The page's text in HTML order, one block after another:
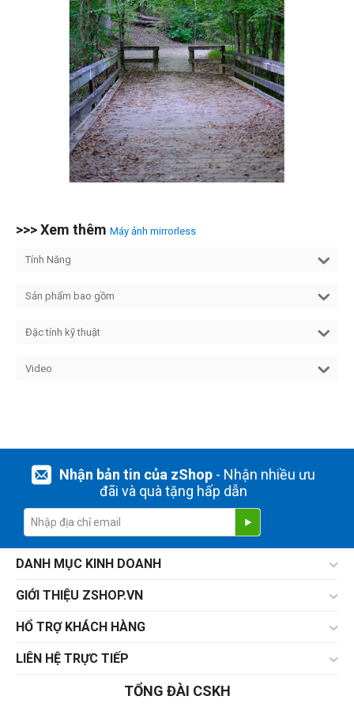
>>> Xem thêm Máy ảnh mirrorless
Tính Năng
Sản phẩm bao gồm
Đặc tính kỹ thuật
Video
Nhận bản tin của zShop- Nhận nhiều ưu
đãi và quà tặng hấp dẫn
DANH MỤC KINH DOANH
GIỚI THIỆU ZSHOP.VN
HỔ TRỢ KHÁCH HÀNG
LIÊN HỆ TRỰC TIẾP
TỔNG ĐÀI CSKH